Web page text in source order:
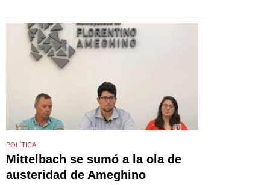
POLÍTICA
Mittelbach se sumó a la ola de
austeridad de Ameghino